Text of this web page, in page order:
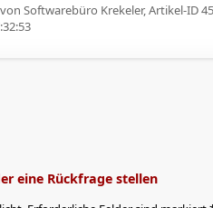
Softwarebüro Krekeler, Artikel-ID
eine Rückfrage stellen